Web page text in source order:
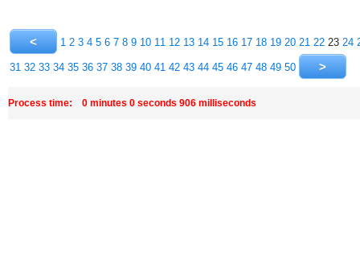
1 2 3 4 5 6 7 8 9 10 11 12 13 14 15 16 17 18 19 20 21 22 23 24
31 32 33 34 35 36 37 38 39 40 41 42 43 44 45 46 47 48 49 50
Process time: 0 minutes 0 seconds 906 milliseconds